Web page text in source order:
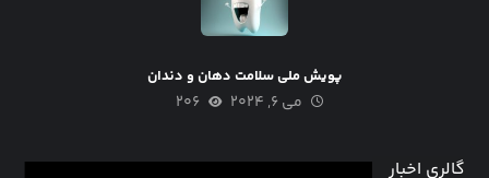
پویش ملی سلامت دهان و دندان
می ۶, ۲۰۲۴ ۲۰۶
گالری اخبار